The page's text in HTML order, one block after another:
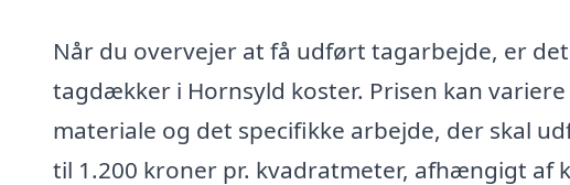
Når du overvejer at få udført tagarbejde, er
tagdækker i Hornsyld koster. Prisen kan
materiale og det specifikke arbejde, der skal
til 1.200 kroner pr. kvadratmeter, afhængigt af